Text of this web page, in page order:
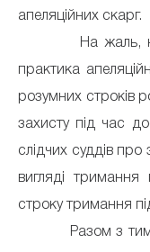
апеляційних скарг.
На жаль, на
практика
розумних строків
захисту під час
слідчих суддів
вигляді
строку тримання
Разом з тим,